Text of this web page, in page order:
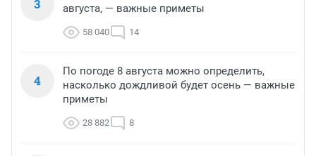
3
августа, — важные приметы
58 040 14
4
По погоде 8 августа можно определить,
насколько дождливой будет осень — важные
приметы
28 882 8